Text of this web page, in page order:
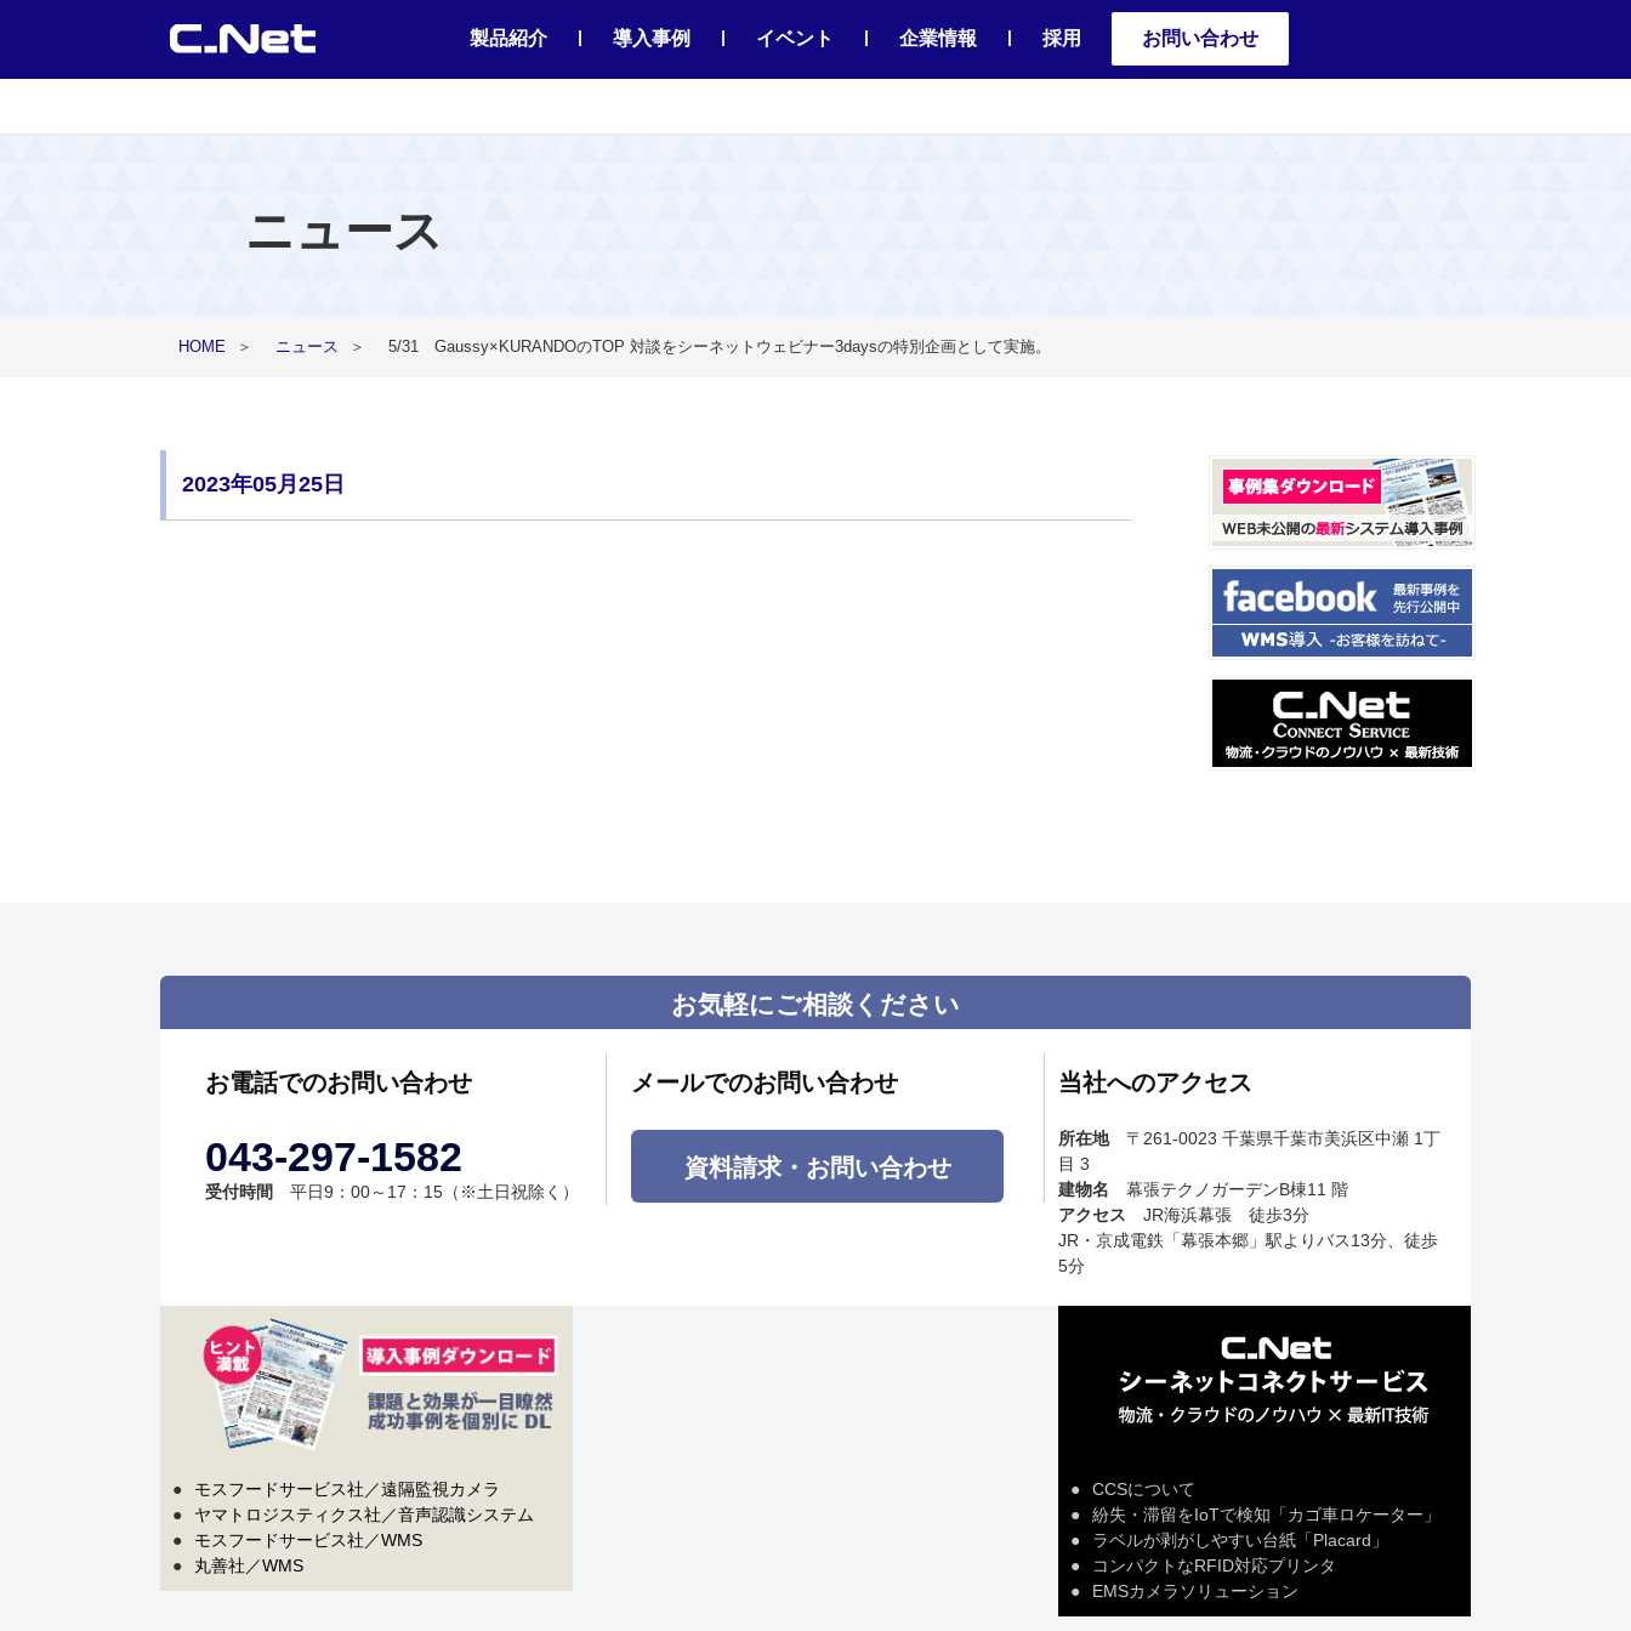
製品紹介 | 導入事例 | イベント | 企業情報 | 採用 お問い合わせ
ニュース
HOME ＞ ニュース ＞ 5/31 Gaussy×KURANDOのTOP 対談をシーネットウェビナー3daysの特別企画として実施。
2023年05月25日
お気軽にご相談ください
お電話でのお問い合わせ
043-297-1582
受付時間 平日9：00～17：15（※土日祝除く）
メールでのお問い合わせ
資料請求・お問い合わせ
当社へのアクセス
所在地〒261-0023 千葉県千葉市美浜区中瀬 1丁
目 3
建物名 幕張テクノガーデンB棟11 階
アクセス JR海浜幕張 徒歩3分
JR・京成電鉄「幕張本郷」駅よりバス13分、徒歩
5分
●
モスフードサービス社／遠隔監視カメラ
●
ヤマトロジスティクス社／音声認識システム
●
モスフードサービス社／WMS
●
丸善社／WMS
●
CCSについて
●
紛失・滞留をIoTで検知「カゴ車ロケーター」
●
ラベルが剥がしやすい台紙「Placard」
●
コンパクトなRFID対応プリンタ
●
EMSカメラソリューション